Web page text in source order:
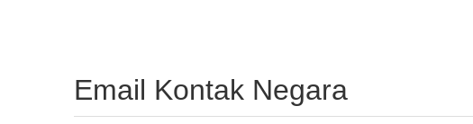
Email Kontak Negara